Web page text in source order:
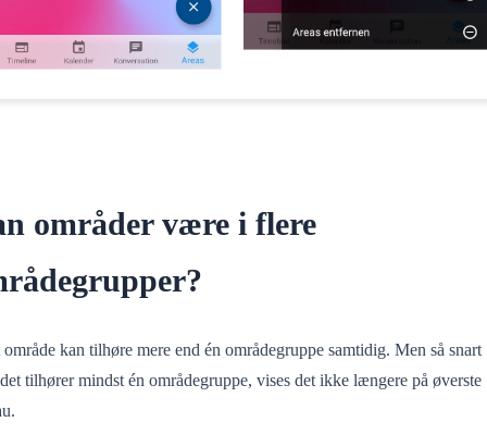
områder være i flere
område kan tilhøre mere end én områdegruppe samtidig. Men så snart
tilhører mindst én områdegruppe, vises det ikke længere på øverste